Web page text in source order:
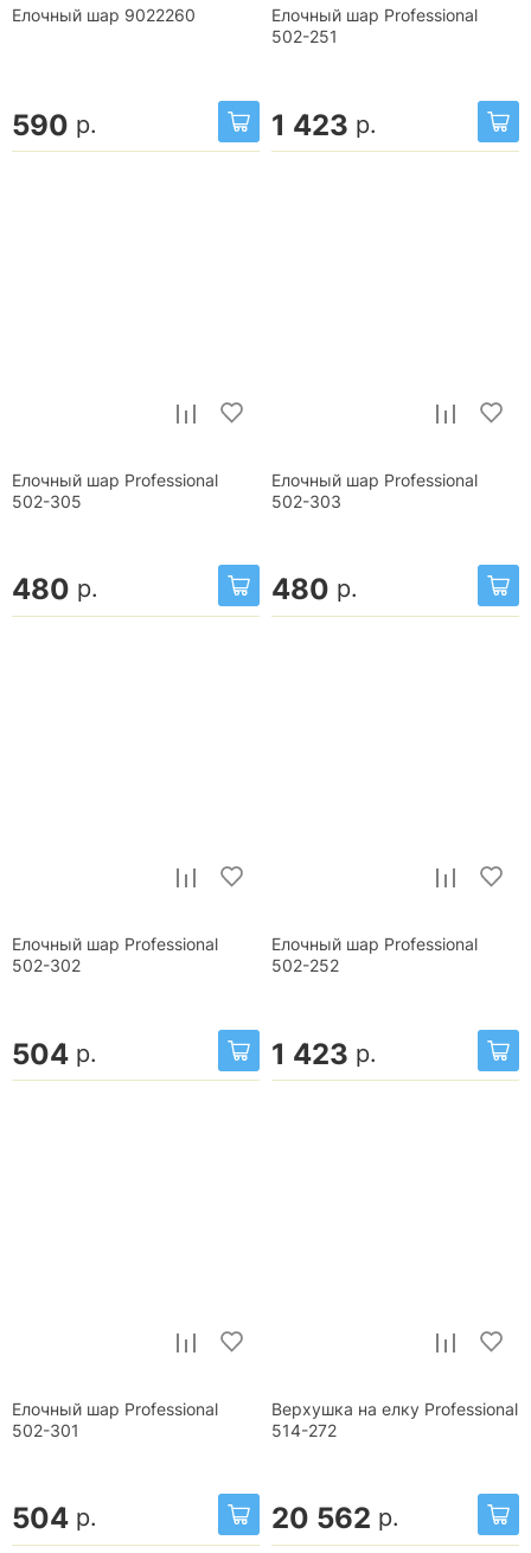
Елочный шар 9022260
590 р.
Елочный шар Professional
502-251
1 423 р.
Елочный шар Professional
502-305
480 р.
Елочный шар Professional
502-303
480 р.
Елочный шар Professional
502-302
504 р.
Елочный шар Professional
502-252
1 423 р.
Елочный шар Professional
502-301
504 р.
Верхушка на елку Professional
514-272
20 562 р.